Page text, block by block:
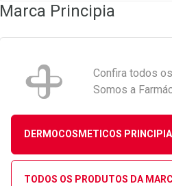
Marca Principia
Confira todos
Somos a
DERMOCOSMETICOS PRINCIPIA
TODOS OS PRODUTOS DA